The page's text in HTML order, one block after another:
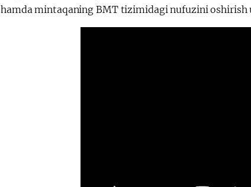
hamda mintaqaning BMT tizimidagi nufuzini oshirish